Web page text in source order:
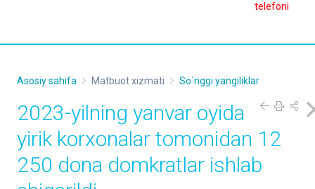
telefoni
Asosiy sahifa Matbuot xizmati So`nggi yangiliklar
2023-yilning yanvar oyida
yirik korxonalar tomonidan 12
250 dona domkratlar ishlab